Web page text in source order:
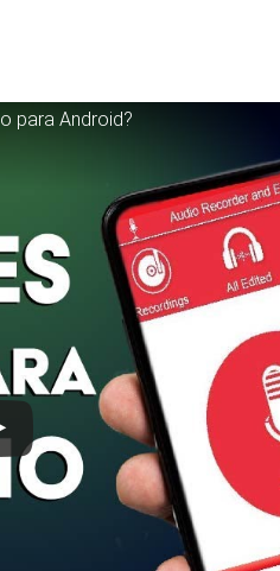
para Android?